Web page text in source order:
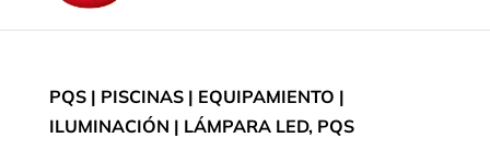
PQS| PISCINAS| EQUIPAMIENTO |
ILUMINACIÓN | LÁMPARA LED, PQS